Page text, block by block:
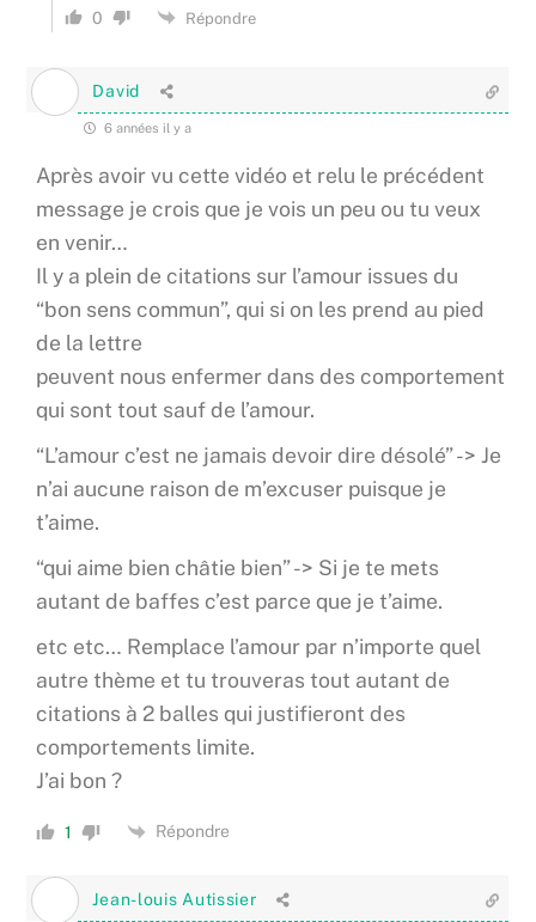
0 Répondre
David
6 années il y a
Après avoir vu cette vidéo et relu le précédent
message je crois que je vois un peu ou tu veux
en venir…
Il y a plein de citations sur l’amour issues du
“bon sens commun”, qui si on les prend au pied
de la lettre
peuvent nous enfermer dans des comportement
qui sont tout sauf de l’amour.
“L’amour c’est ne jamais devoir dire désolé” -> Je
n’ai aucune raison de m’excuser puisque je
t’aime.
“qui aime bien châtie bien” -> Si je te mets
autant de baffes c’est parce que je t’aime.
etc etc… Remplace l’amour par n’importe quel
autre thème et tu trouveras tout autant de
citations à 2 balles qui justifieront des
comportements limite.
J’ai bon ?
1 Répondre
Jean-louis Autissier